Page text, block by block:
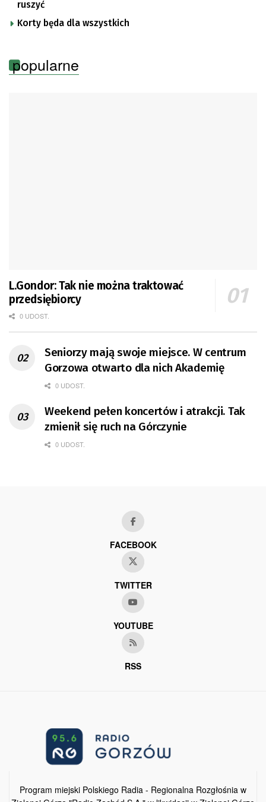
ruszyć
Korty będa dla wszystkich
popularne
L.Gondor: Tak nie można traktować
przedsiębiorcy
0 UDOST.
Seniorzy mają swoje miejsce. W centrum
Gorzowa otwarto dla nich Akademię
0 UDOST.
Weekend pełen koncertów i atrakcji. Tak
zmienił się ruch na Górczynie
0 UDOST.
FACEBOOK
TWITTER
YOUTUBE
RSS
Program miejski Polskiego Radia - Regionalna Rozgłośnia w